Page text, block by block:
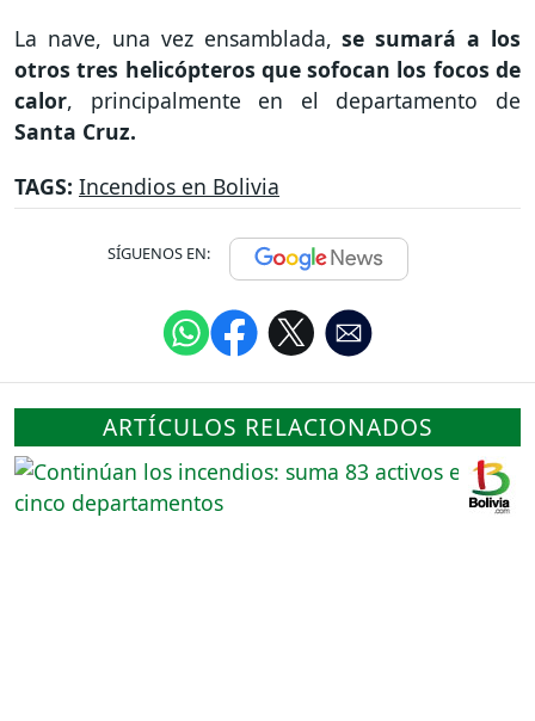
La nave, una vez ensamblada, se sumará a los
otros tres helicópteros que sofocan los focos de
calor, principalmente en el departamento de
Santa Cruz.
TAGS: Incendios en Bolivia
SÍGUENOS EN:
ARTÍCULOS RELACIONADOS